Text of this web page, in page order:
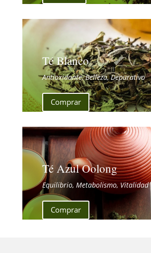
Té Blanco
Antioxidante, Belleza, Depurativo
Comprar
Té Azul Oolong
Equilibrio, Metabolismo, Vitalidad
Comprar